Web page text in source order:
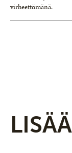
virheettömänä.